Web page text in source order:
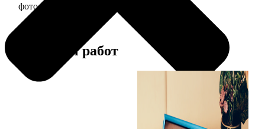
фото 15х20 в деревянной рамке
Примеры работ